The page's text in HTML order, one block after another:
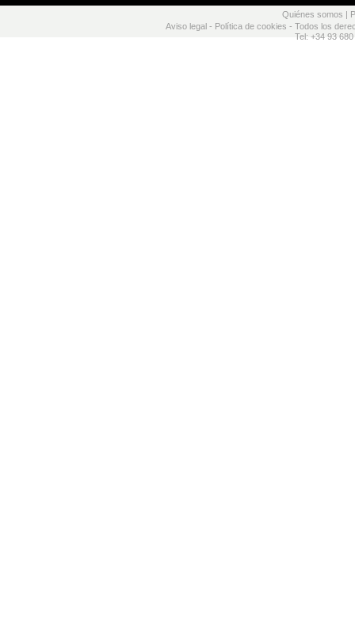
Quiénes somos
Aviso legal - Política de cookies - Todos los
Tel: +34 93